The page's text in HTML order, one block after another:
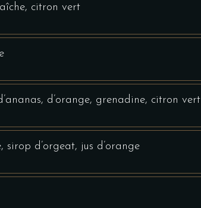
citron vert
d’orange, grenadine, citron vert
d’orgeat, jus d’orange